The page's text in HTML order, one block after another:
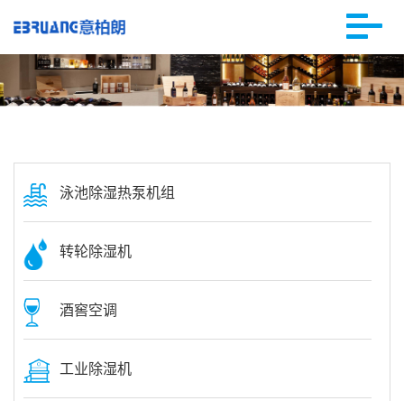
泳池除湿热泵机组
转轮除湿机
酒窖空调
工业除湿机